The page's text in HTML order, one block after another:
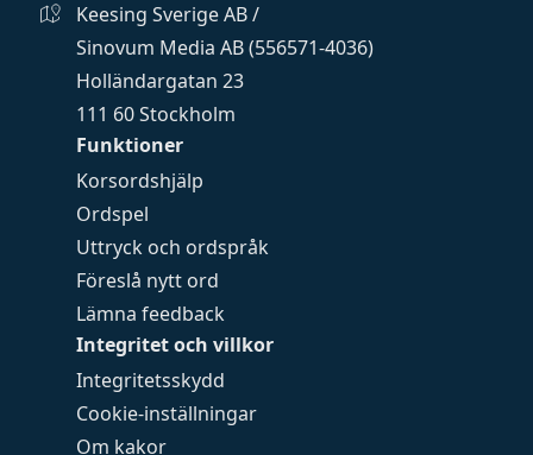
Funktioner
Korsordshjälp
Ordspel
Uttryck och ordspråk
Föreslå nytt ord
Lämna feedback
Integritet och villkor
Integritetsskydd
Cookie-inställningar
Om kakor
Keesing Sverige AB /
Sinovum Media AB (556571-4036)
Holländargatan 23
111 60 Stockholm